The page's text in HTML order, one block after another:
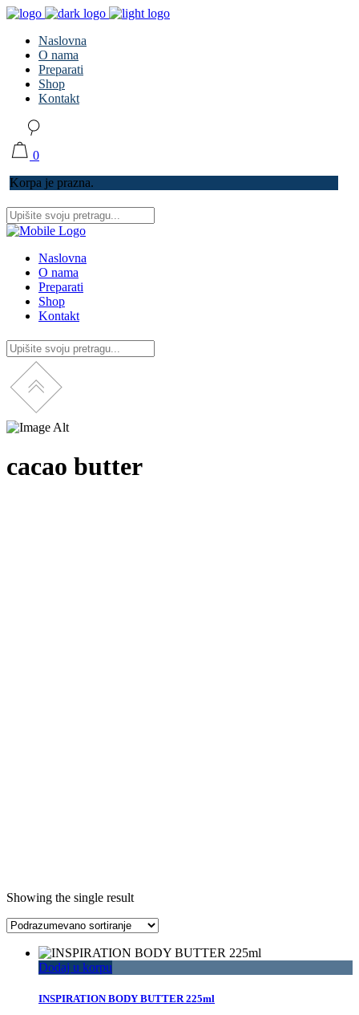
Naslovna
O nama
Preparati
Shop
Kontakt
0
Korpa je prazna.
Naslovna
O nama
Preparati
Shop
Kontakt
cacao butter
Showing the single result
Dodaj u korpu
INSPIRATION BODY BUTTER 225ml